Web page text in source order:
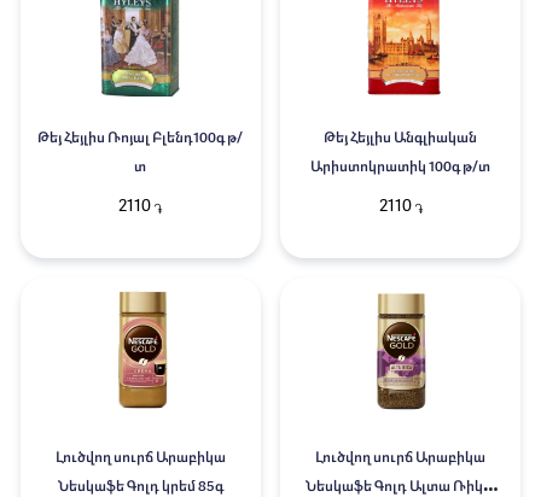
Թեյ Հեյլիս Ռոյալ Բլենդ100գ թ/
տ
2110 ֏
Թեյ Հեյլիս Անգլիական
Արիստոկրատիկ 100գ թ/տ
2110֏
Լուծվող սուրճ Արաբիկա
Նեսկաֆե Գոլդ կրեմ 85գ
Լուծվող սուրճ Արաբիկա
Նեսկաֆե Գոլդ Ալտա Ռիկա